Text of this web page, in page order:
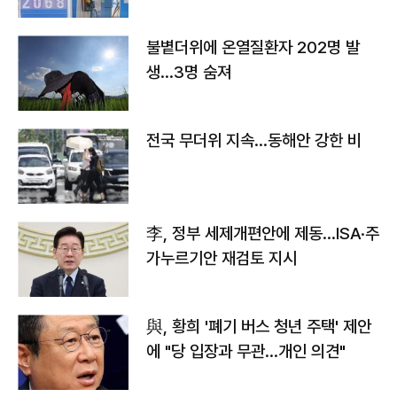
불볕더위에 온열질환자 202명 발
생…3명 숨져
전국 무더위 지속…동해안 강한 비
李, 정부 세제개편안에 제동…ISA·주
가누르기안 재검토 지시
與, 황희 '폐기 버스 청년 주택' 제안
에 "당 입장과 무관…개인 의견"